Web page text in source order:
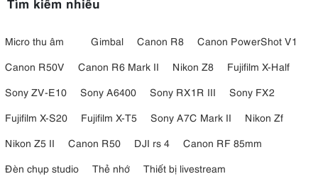
Micro thu âm Gimbal Canon R8
Canon PowerShot V1
Canon R50V
Canon R6 Mark II Nikon Z8
Fujifilm X-Half
Sony ZV-E10
Sony A6400 Sony RX1R III
Sony FX2
Fujifilm X-S20
Fujifilm X-T5 Sony A7C Mark II
Nikon Zf
Nikon Z5 II
Canon R50 DJI rs 4
Canon RF 85mm
Đèn chụp studio
Thẻ nhớ
Thiết bị livestream